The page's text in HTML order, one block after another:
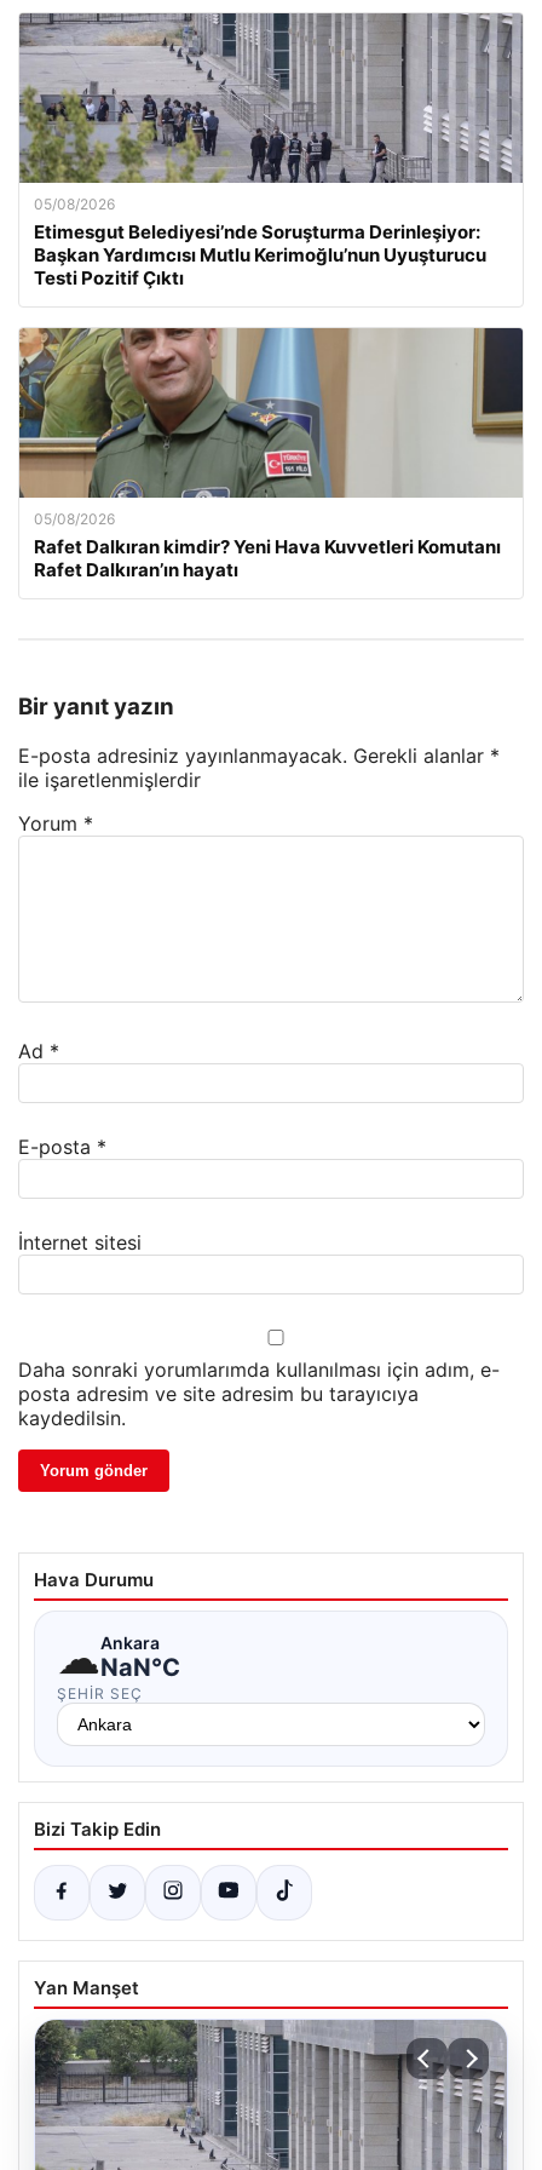
05/08/2026
Etimesgut Belediyesi’nde Soruşturma Derinleşiyor:
Başkan Yardımcısı Mutlu Kerimoğlu’nun Uyuşturucu
Testi Pozitif Çıktı
05/08/2026
Rafet Dalkıran kimdir? Yeni Hava Kuvvetleri Komutanı
Rafet Dalkıran’ın hayatı
Bir yanıt yazın
E-posta adresiniz yayınlanmayacak. Gerekli alanlar *
ile işaretlenmişlerdir
Yorum *
Ad *
E-posta *
İnternet sitesi
Daha sonraki yorumlarımda kullanılması için adım, e-
posta adresim ve site adresim bu tarayıcıya
kaydedilsin.
Hava Durumu
☁Ankara
NaN°C
ŞEHIR SEÇ
Bizi Takip Edin
Yan Manşet